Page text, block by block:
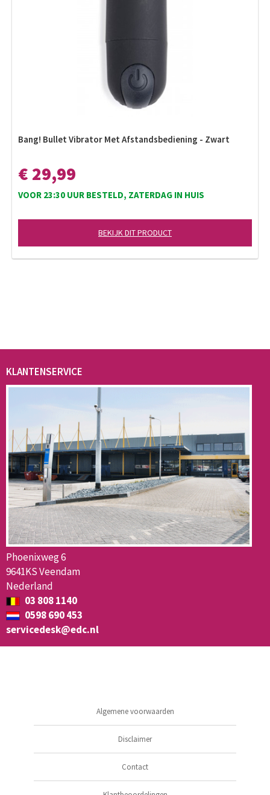
Bang! Bullet Vibrator Met Afstandsbediening - Zwart
€ 29,99
VOOR 23:30 UUR BESTELD, ZATERDAG IN HUIS
BEKIJK DIT PRODUCT
KLANTENSERVICE
Phoenixweg 6
9641KS Veendam
Nederland
03 808 1140
0598 690 453
servicedesk@edc.nl
Algemene voorwaarden
Disclaimer
Contact